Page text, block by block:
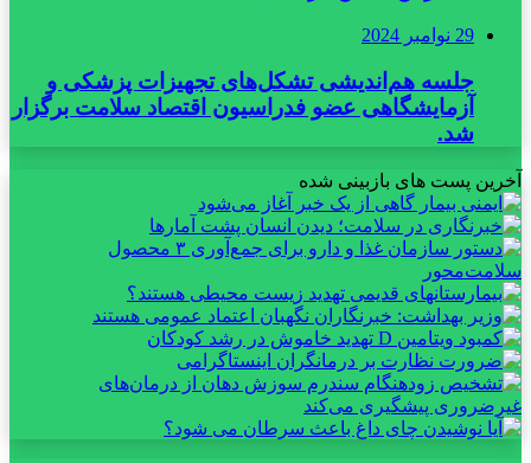
29 نوامبر 2024
جلسه هم‌اندیشی تشکل‌های تجهیزات پزشکی و
آزمایشگاهی عضو فدراسیون اقتصاد سلامت برگزار
شد.
آخرین پست های بازبینی شده